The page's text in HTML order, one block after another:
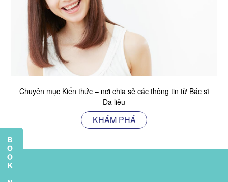
Chuyên mục Kiến thức – nơi chia sẻ các thông tin từ Bác sĩ
Da liễu
KHÁM PHÁ